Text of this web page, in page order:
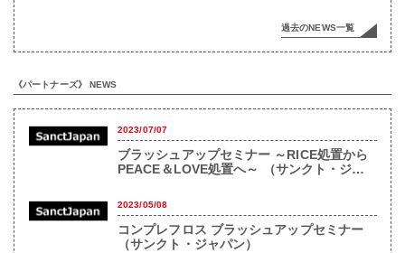
過去のNEWS一覧
《パートナーズ》 NEWS
2023/07/07
ブラッシュアップセミナー ～RICE処置から
PEACE＆LOVE処置へ～ （サンクト・ジャ
2023/05/08
コンプレフロス ブラッシュアップセミナー
（サンクト・ジャパン）